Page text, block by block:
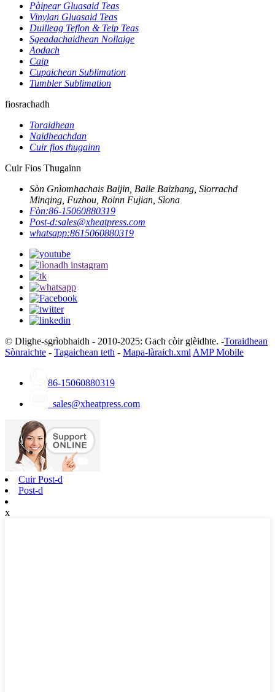
Pàipear Gluasaid Teas
Vinylan Gluasaid Teas
Duilleag Teflon & Teip Teas
Sgeadachaidhean Nollaige
Aodach
Caip
Cupaichean Sublimation
Tumbler Sublimation
fiosrachadh
Toraidhean
Naidheachdan
Cuir fios thugainn
Cuir Fios Thugainn
Sòn Gnìomhachais Baijin, Baile Baizhang, Siorrachd
Minqing, Fuzhou, Roinn Fujian, Sìona
Fòn:86-15060880319
Post-d:sales@xheatpress.com
whatsapp:8615060880319
© Dlighe-sgrìobhaidh - 2010-2025: Gach còir glèidhte. -Toraidhean
Sònraichte - Tagaichean teth - Mapa-làraich.xml AMP Mobile
86-15060880319
sales@xheatpress.com
Cuir Post-d
Post-d
x